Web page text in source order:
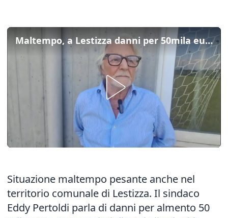
Maltempo, a Lestizza danni per 50mila euro
Situazione maltempo pesante anche nel
territorio comunale di Lestizza. Il sindaco
Eddy Pertoldi parla di danni per almento 50